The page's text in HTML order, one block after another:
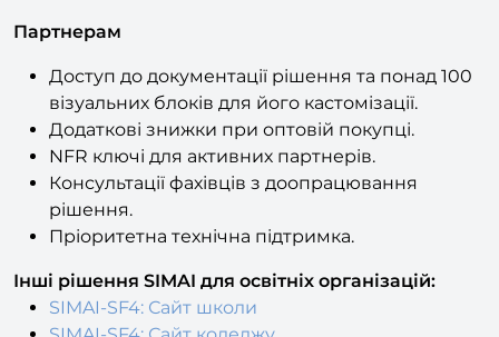
Доступ до документації рішення та понад 100
візуальних блоків для його кастомізації.
Додаткові знижки при оптовій покупці.
NFR ключі для активних партнерів.
Консультації фахівців з доопрацювання
рішення.
Пріоритетна технічна підтримка.
Інші рішення SIMAI для освітніх організацій:
SIMAI-SF4: Сайт школи
SIMAI-SF4: Сайт коледжу
SIMAI-SF4: Сайт університету